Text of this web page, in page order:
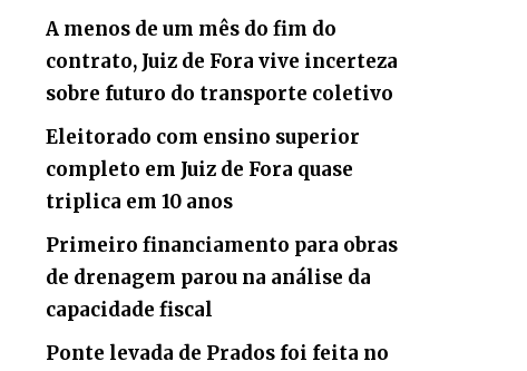
A menos de um mês do fim do
contrato, Juiz de Fora vive incerteza
sobre futuro do transporte coletivo
Eleitorado com ensino superior
completo em Juiz de Fora quase
triplica em 10 anos
Primeiro financiamento para obras
de drenagem parou na análise da
capacidade fiscal
Ponte levada de Prados foi feita no